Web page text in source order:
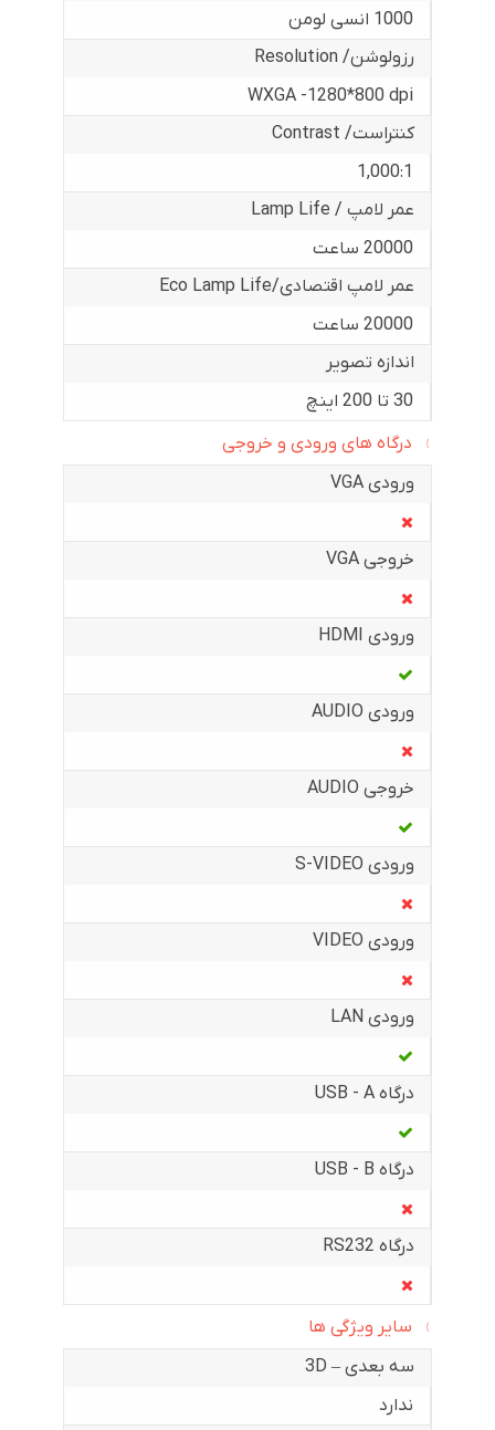
1000 انسی لومن
رزولوشن/ Resolution
WXGA -1280*800 dpi
کنتراست/ Contrast
1,000:1
عمر لامپ / Lamp Life
20000 ساعت
عمر لامپ اقتصادی/Eco Lamp Life
20000 ساعت
اندازه تصویر
30 تا 200 اینچ
درگاه های ورودی و خروجی
ورودی VGA
خروجی VGA
ورودی HDMI
ورودی AUDIO
خروجی AUDIO
ورودی S-VIDEO
ورودی VIDEO
ورودی LAN
درگاه USB - A
درگاه USB - B
درگاه RS232
سایر ویژگی ها
سه بعدی – 3D
ندارد